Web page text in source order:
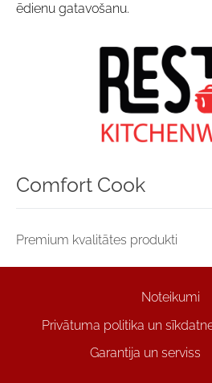
Comfort Cook
Premium kvalitātes produkti
ēdienu gatavošanu.
Noteikumi
Privātuma politika un
Garantija un serviss